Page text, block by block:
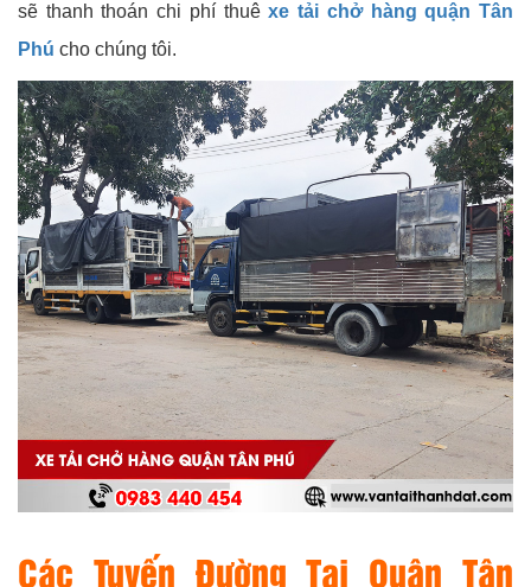
sẽ thanh thoán chi phí thuêxe tải chở hàng quận Tân
Phú cho chúng tôi.
Các Tuyến Đường Tại Quận Tân